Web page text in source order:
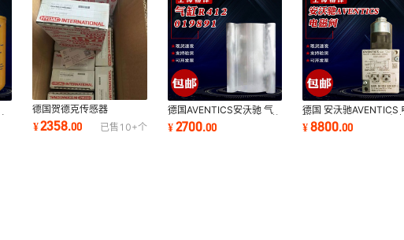
德国贺德克传感器
EDS3446-3-0250-000
原装进口未税
¥2358.00 已售 10+个
德国AVENTICS安沃驰 气
缸R412019891 气动元件
膜片式气缸批发
¥2700.00
德国 安沃驰AVENTICS
磁阀 5610141530 机
行业设备阀门
¥8800.00